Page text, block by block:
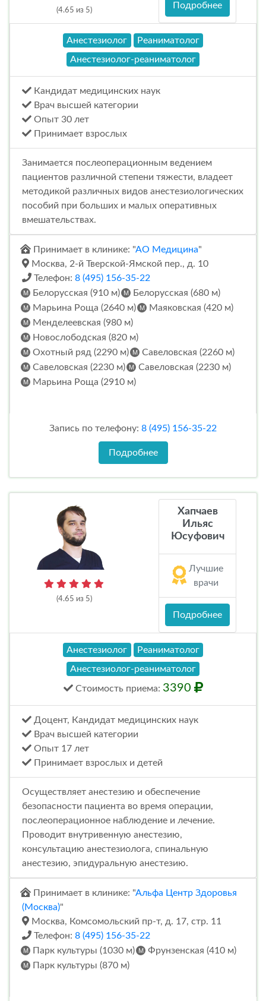
(4.65 из 5)
Подробнее
Анестезиолог
Реаниматолог
Анестезиолог-реаниматолог
Кандидат медицинских наук
Врач высшей категории
Опыт 30 лет
Принимает взрослых
Занимается послеоперационным ведением
пациентов различной степени тяжести, владеет
методикой различных видов анестезиологических
пособий при больших и малых оперативных
вмешательствах.
Принимает в клинике: "АО Медицина"
Москва, 2-й Тверской-Ямской пер., д. 10
Телефон: 8 (495) 156-35-22
Белорусская (910 м)
Белорусская (680 м)
Марьина Роща (2640 м)
Маяковская (420 м)
Менделеевская (980 м)
Новослободская (820 м)
Охотный ряд (2290 м)
Савеловская (2260 м)
Савеловская (2230 м)
Савеловская (2230 м)
Марьина Роща (2910 м)
Запись по телефону: 8 (495) 156-35-22
Подробнее
(4.65 из 5)
Хапчаев
Ильяс
Юсуфович
Лучшие
врачи
Подробнее
Анестезиолог
Реаниматолог
Анестезиолог-реаниматолог
Стоимость приема: 3390
Доцент, Кандидат медицинских наук
Врач высшей категории
Опыт 17 лет
Принимает взрослых и детей
Осуществляет анестезию и обеспечение
безопасности пациента во время операции,
послеоперационное наблюдение и лечение.
Проводит внутривенную анестезию,
консультацию анестезиолога, спинальную
анестезию, эпидуральную анестезию.
Принимает в клинике: "Альфа Центр Здоровья
(Москва)"
Москва, Комсомольский пр-т, д. 17, стр. 11
Телефон: 8 (495) 156-35-22
Парк культуры (1030 м)
Фрунзенская (410 м)
Парк культуры (870 м)